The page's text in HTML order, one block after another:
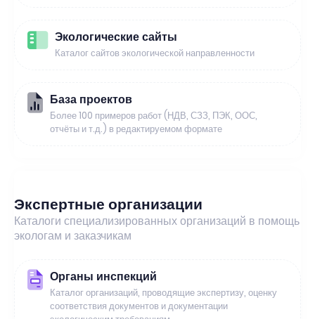
Экологические сайты
Каталог сайтов экологической направленности
База проектов
Более 100 примеров работ (НДВ, СЗЗ, ПЭК, ООС,
отчёты и т.д.) в редактируемом формате
Экспертные организации
Каталоги специализированных организаций в помощь
экологам и заказчикам
Органы инспекций
Каталог организаций, проводящие экспертизу, оценку
соответствия документов и документации